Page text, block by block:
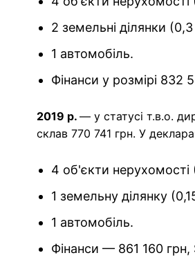
2 земельні ділянки (0,3
1 автомобіль.
Фінанси у розмірі 832
2019 р. — у статусі т.в.о.
склав 770 741 грн. У
4 об'єкти
1 земельну ділянку
1 автомобіль.
Фінанси — 861 160